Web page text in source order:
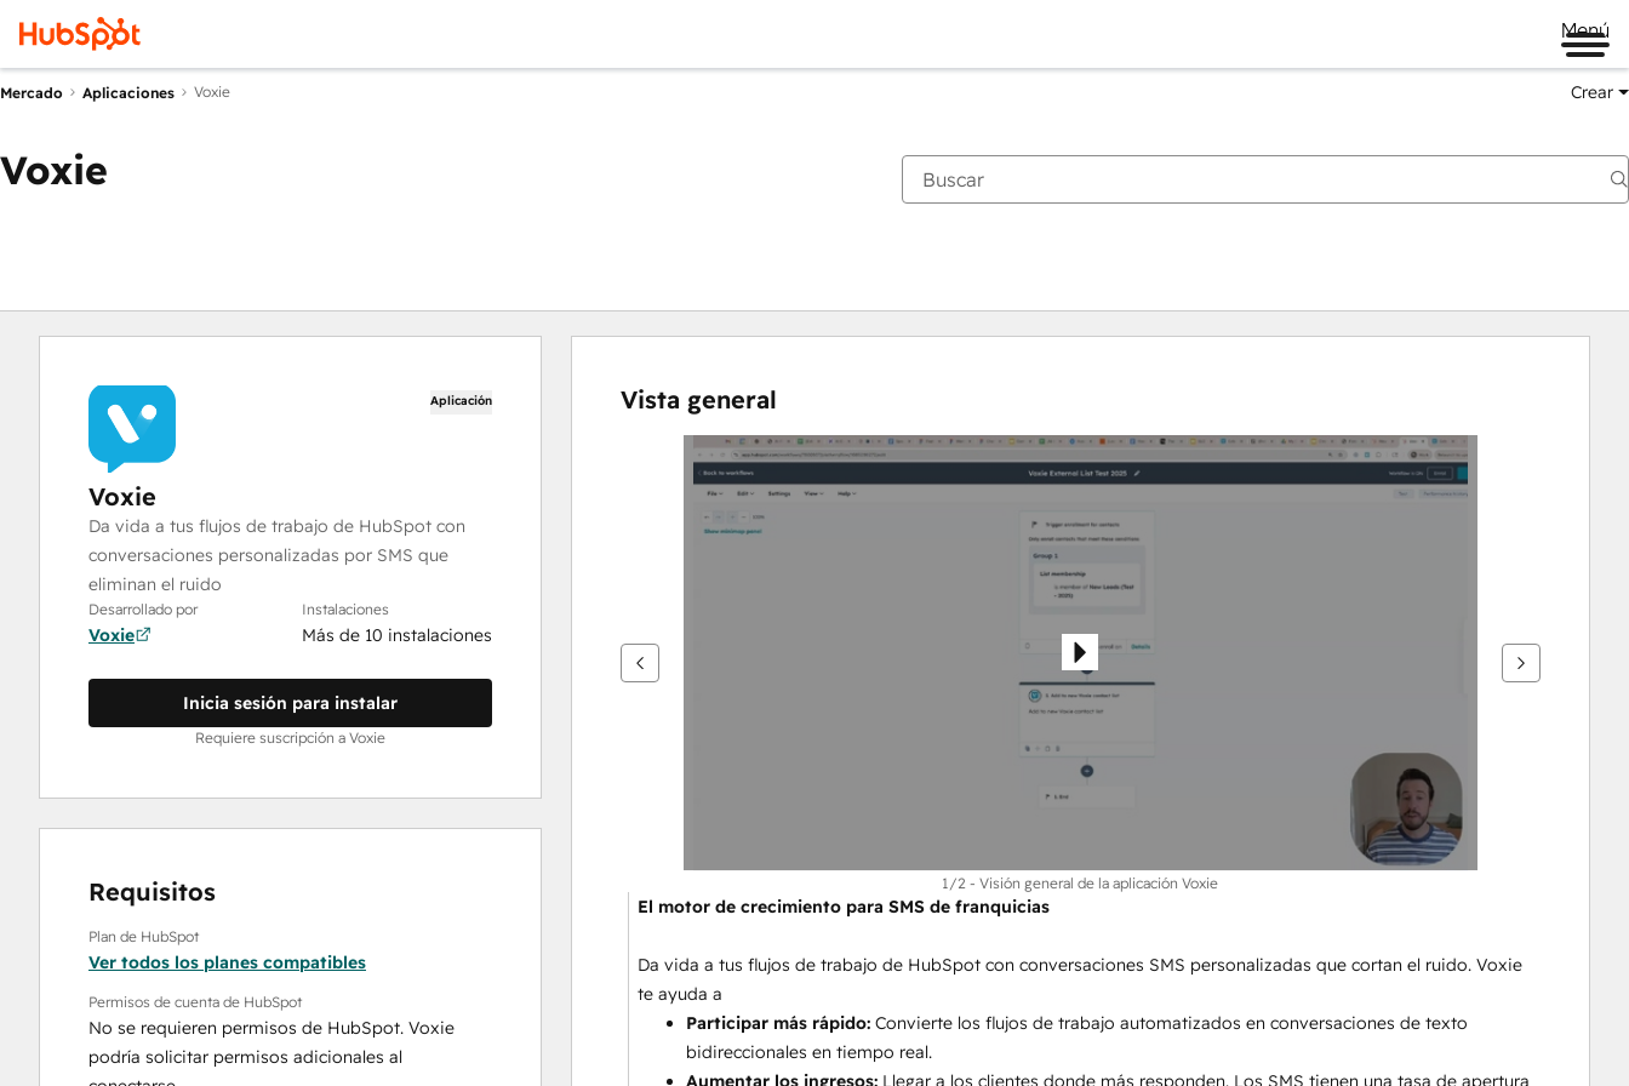
Menú
Mercado Aplicaciones Voxie Crear
Voxie
Aplicación
Voxie
Da vida a tus flujos de trabajo de HubSpot con
conversaciones personalizadas por SMS que
eliminan el ruido
Desarrollado por
Voxie
Instalaciones
Más de 10 instalaciones
Inicia sesión para instalar
Requiere suscripción a Voxie
Requisitos
Plan de HubSpot
Ver todos los planes compatibles
Permisos de cuenta de HubSpot
No se requieren permisos de HubSpot. Voxie
podría solicitar permisos adicionales al
Vista general
otros
elementos
1/2 - Visión general de la aplicación Voxie
El motor de crecimiento para SMS de franquicias
Da vida a tus flujos de trabajo de HubSpot con conversaciones SMS personalizadas que cortan el ruido. Voxie
te ayuda a
Participar más rápido: Convierte los flujos de trabajo automatizados en conversaciones de texto
bidireccionales en tiempo real.
Aumentar los ingresos: Llegar a los clientes donde más responden. Los SMS tienen una tasa de apertura